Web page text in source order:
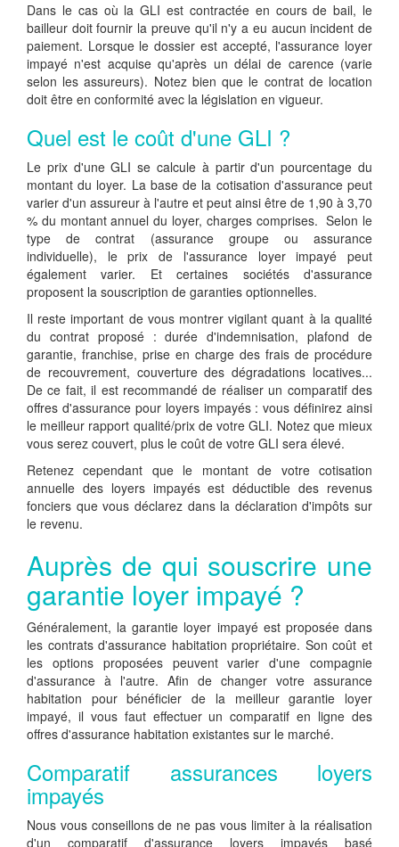
Dans le cas où la GLI est contractée en cours de bail, le
bailleur doit fournir la preuve qu'il n'y a eu aucun incident de
paiement. Lorsque le dossier est accepté, l'assurance loyer
impayé n'est acquise qu'après un délai de carence (varie
selon les assureurs). Notez bien que le contrat de location
doit être en conformité avec la législation en vigueur.
Quel est le coût d'une GLI ?
Le prix d'une GLI se calcule à partir d'un pourcentage du
montant du loyer. La base de la cotisation d'assurance peut
varier d'un assureur à l'autre et peut ainsi être de 1,90 à 3,70
% du montant annuel du loyer, charges comprises. Selon le
type de contrat (assurance groupe ou assurance
individuelle), le prix de l'assurance loyer impayé peut
également varier. Et certaines sociétés d'assurance
proposent la souscription de garanties optionnelles.
Il reste important de vous montrer vigilant quant à la qualité
du contrat proposé : durée d'indemnisation, plafond de
garantie, franchise, prise en charge des frais de procédure
de recouvrement, couverture des dégradations locatives...
De ce fait, il est recommandé de réaliser un comparatif des
offres d'assurance pour loyers impayés : vous définirez ainsi
le meilleur rapport qualité/prix de votre GLI. Notez que mieux
vous serez couvert, plus le coût de votre GLI sera élevé.
Retenez cependant que le montant de votre cotisation
annuelle des loyers impayés est déductible des revenus
fonciers que vous déclarez dans la déclaration d'impôts sur
le revenu.
Auprès de qui souscrire une
garantie loyer impayé ?
Généralement, la garantie loyer impayé est proposée dans
les contrats d'assurance habitation propriétaire. Son coût et
les options proposées peuvent varier d'une compagnie
d'assurance à l'autre. Afin de changer votre assurance
habitation pour bénéficier de la meilleur garantie loyer
impayé, il vous faut effectuer un comparatif en ligne des
offres d'assurance habitation existantes sur le marché.
Comparatif assurances loyers
impayés
Nous vous conseillons de ne pas vous limiter à la réalisation
d'un comparatif d'assurance loyers impayés basé